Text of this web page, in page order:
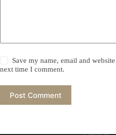
Save my name, email and
next time I comment.
Post Comment